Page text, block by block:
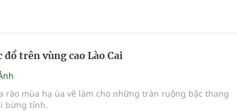
đổ trên vùng cao Lào Cai
rào mùa hạ ùa về làm cho những tràn ruộng bậc thang
bừng tỉnh.